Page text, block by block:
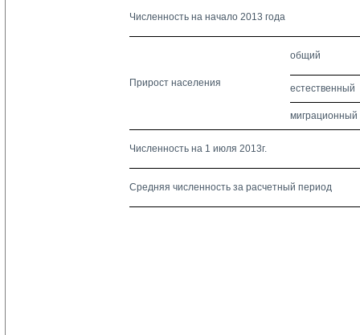
Численность на начало 2013 года
Прирост населения
общий
естественный
миграционный
Численность на 1 июля 2013г.
Средняя численность за расчетный период